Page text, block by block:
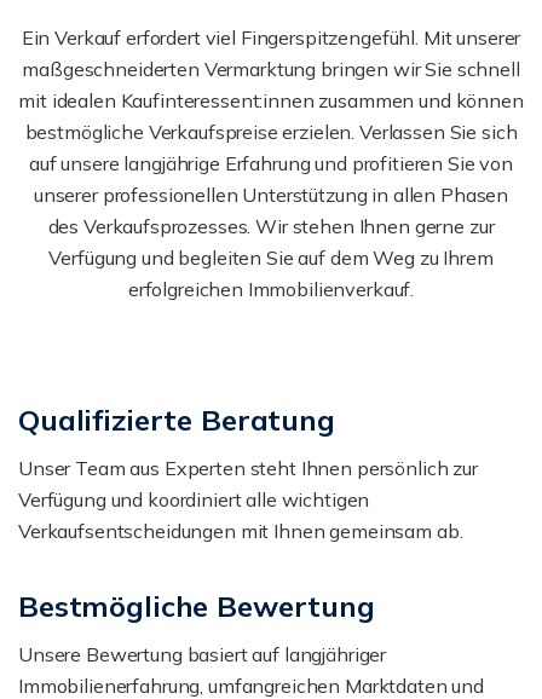
Ein Verkauf erfordert viel Fingerspitzengefühl. Mit unserer
maßgeschneiderten Vermarktung bringen wir Sie schnell
mit idealen Kaufinteressent:innen zusammen und können
bestmögliche Verkaufspreise erzielen. Verlassen Sie sich
auf unsere langjährige Erfahrung und profitieren Sie von
unserer professionellen Unterstützung in allen Phasen
des Verkaufsprozesses. Wir stehen Ihnen gerne zur
Verfügung und begleiten Sie auf dem Weg zu Ihrem
erfolgreichen Immobilienverkauf.
Qualifizierte Beratung
Unser Team aus Experten steht Ihnen persönlich zur
Verfügung und koordiniert alle wichtigen
Verkaufsentscheidungen mit Ihnen gemeinsam ab.
Bestmögliche Bewertung
Unsere Bewertung basiert auf langjähriger
Immobilienerfahrung, umfangreichen Marktdaten und